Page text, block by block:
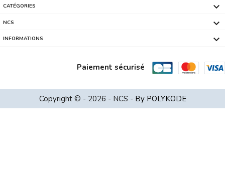
CATÉGORIES 
NCS 
INFORMATIONS 
Paiement sécurisé
Copyright © - 2026 - NCS - By POLYKODE